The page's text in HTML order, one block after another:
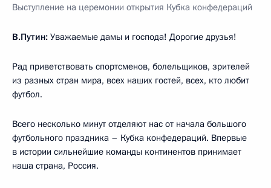
Выступление на церемонии открытия Кубка конфедераций
В.Путин: Уважаемые дамы и господа! Дорогие друзья!
Рад приветствовать спортсменов, болельщиков, зрителей
из разных стран мира, всех наших гостей, всех, кто любит
футбол.
Всего несколько минут отделяют нас от начала большого
футбольного праздника – Кубка конфедераций. Впервые
в истории сильнейшие команды континентов принимает
наша страна, Россия.